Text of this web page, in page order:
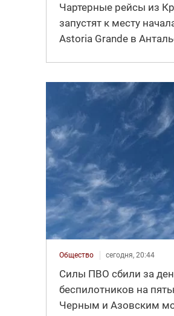
Чартерные рейсы из
запустят к месту
Astoria Grande в
Общество сегодня, 20:44
Силы ПВО сбили за
беспилотников на
Черным и Азовским